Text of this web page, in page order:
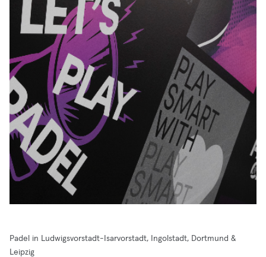
Padel in Ludwigsvorstadt-Isarvorstadt, Ingolstadt, Dortmund &
Leipzig